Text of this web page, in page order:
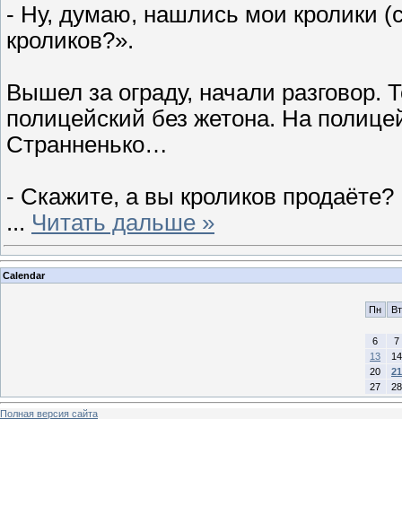
- Ну, думаю, нашлись мои кролики
кроликов?».
Вышел за ограду, начали разговор.
полицейский без жетона. На
Странненько…
- Скажите, а вы кроликов продаёте?
... Читать дальше »
Calendar
Пн Вт
6
7
13
14
20
21
27
28
Полная версия сайта